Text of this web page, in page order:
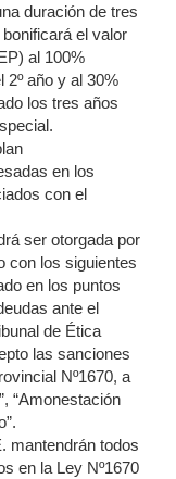
duración de tres
el valor
al 100%
2º año y al 30%
los tres años
en los
con el
ser otorgada por
con los siguientes
en los puntos
ante el
de Ética
las sanciones
Nº1670, a
“Amonestación
mantendrán todos
en la Ley Nº1670